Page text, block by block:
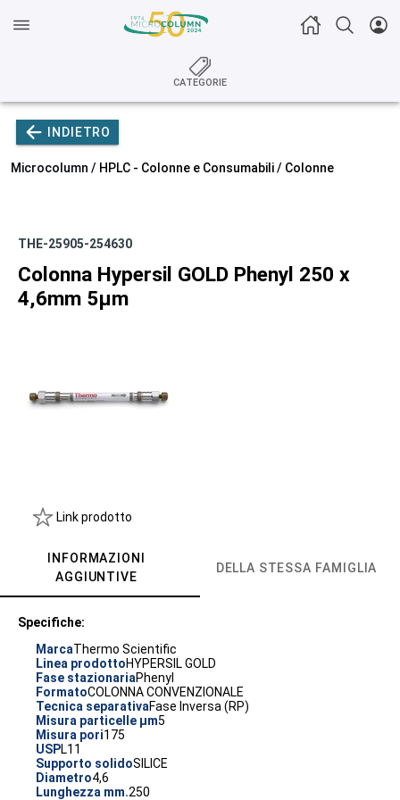
CATEGORIE
INDIETRO
Microcolumn / HPLC - Colonne e Consumabili/ Colonne
THE-25905-254630
Colonna Hypersil GOLD Phenyl 250 x
4,6mm 5µm
Link prodotto
INFORMAZIONI
AGGIUNTIVE
DELLA STESSA FAMIGLIA
Specifiche:
MarcaThermo Scientific
Linea prodottoHYPERSIL GOLD
Fase stazionariaPhenyl
FormatoCOLONNA CONVENZIONALE
Tecnica separativaFase Inversa (RP)
Misura particelle µm5
Misura pori175
USPL11
Supporto solidoSILICE
Diametro4,6
Lunghezza mm.250